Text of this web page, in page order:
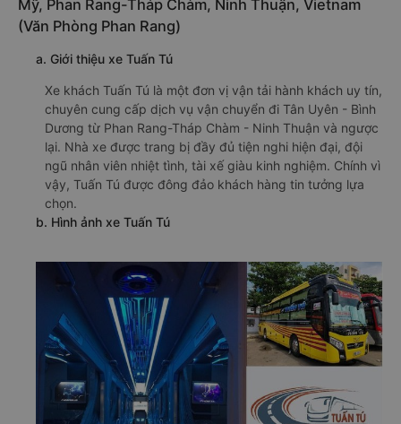
Mỹ, Phan Rang-Tháp Chàm, Ninh Thuận, Vietnam
(Văn Phòng Phan Rang)
a. Giới thiệu xe Tuấn Tú
Xe khách Tuấn Tú là một đơn vị vận tải hành khách uy tín,
chuyên cung cấp dịch vụ vận chuyển đi Tân Uyên - Bình
Dương từ Phan Rang-Tháp Chàm - Ninh Thuận và ngược
lại. Nhà xe được trang bị đầy đủ tiện nghi hiện đại, đội
ngũ nhân viên nhiệt tình, tài xế giàu kinh nghiệm. Chính vì
vậy, Tuấn Tú được đông đảo khách hàng tin tưởng lựa
chọn.
b. Hình ảnh xe Tuấn Tú